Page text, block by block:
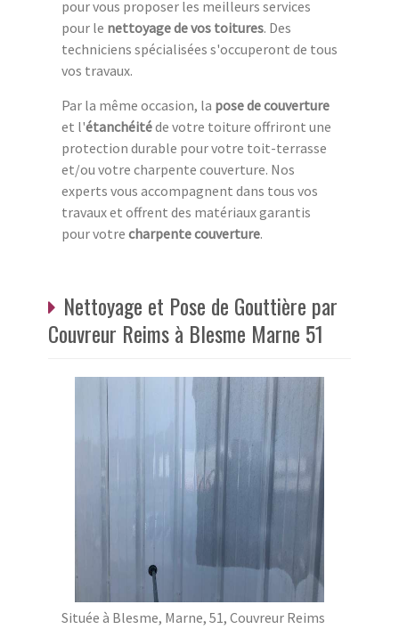
pour vous proposer les meilleurs services
pour le nettoyage de vos toitures. Des
techniciens spécialisées s'occuperont de tous
vos travaux.
Par la même occasion, la pose de couverture
et l'étanchéitéde votre toiture offriront une
protection durable pour votre toit-terrasse
et/ou votre charpente couverture. Nos
experts vous accompagnent dans tous vos
travaux et offrent des matériaux garantis
pour votre charpente couverture.
Nettoyage et Pose de Gouttière par
Couvreur Reims à Blesme Marne 51
Située à Blesme, Marne, 51, Couvreur Reims